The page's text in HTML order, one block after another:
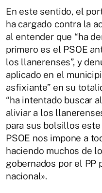
En este sentido, el
ha cargado contra la
al entender que “ha
primero es el PSOE
los llanerenses”, y
aplicado en el
asfixiante” en su
“ha intentado buscar
aliviar a los
para sus bolsillos
PSOE nos impone a
haciendo muchos de
gobernados por el PP
nacional».